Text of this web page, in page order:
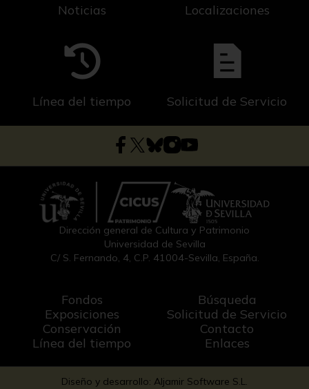
Noticias Localizaciones
Línea del tiempo Solicitud de Servicio
Dirección general de Cultura y Patrimonio
Universidad de Sevilla
C/ S. Fernando, 4, C.P. 41004-Sevilla, España.
Fondos
Exposiciones
Conservación
Línea del tiempo
Búsqueda
Solicitud de Servicio
Contacto
Enlaces
Diseño y desarrollo: Aljamir Software S.L.